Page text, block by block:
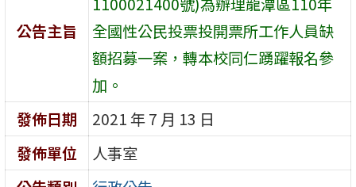
公告主旨
全國性公民投票投開票所工作人員缺
額招募一案，轉本校同仁踴躍報名參
加。
發佈日期
2021 年 7 月 13 日
發佈單位
人事室